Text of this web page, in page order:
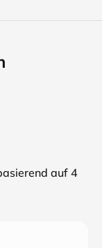
auf 4